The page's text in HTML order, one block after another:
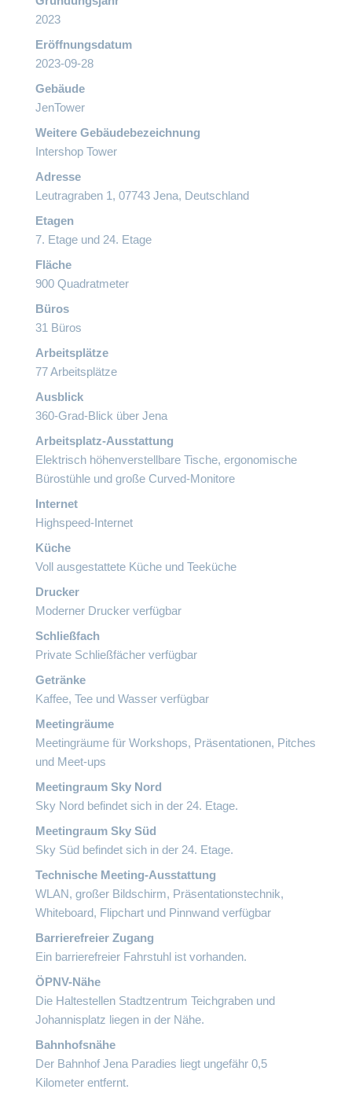
2023
Eröffnungsdatum
2023-09-28
Gebäude
JenTower
Weitere Gebäudebezeichnung
Intershop Tower
Adresse
Leutragraben 1, 07743 Jena, Deutschland
Etagen
7. Etage und 24. Etage
Fläche
900 Quadratmeter
Büros
31 Büros
Arbeitsplätze
77 Arbeitsplätze
Ausblick
360-Grad-Blick über Jena
Arbeitsplatz-Ausstattung
Elektrisch höhenverstellbare Tische, ergonomische
Bürostühle und große Curved-Monitore
Internet
Highspeed-Internet
Küche
Voll ausgestattete Küche und Teeküche
Drucker
Moderner Drucker verfügbar
Schließfach
Private Schließfächer verfügbar
Getränke
Kaffee, Tee und Wasser verfügbar
Meetingräume
Meetingräume für Workshops, Präsentationen, Pitches
und Meet-ups
Meetingraum Sky Nord
Sky Nord befindet sich in der 24. Etage.
Meetingraum Sky Süd
Sky Süd befindet sich in der 24. Etage.
Technische Meeting-Ausstattung
WLAN, großer Bildschirm, Präsentationstechnik,
Whiteboard, Flipchart und Pinnwand verfügbar
Barrierefreier Zugang
Ein barrierefreier Fahrstuhl ist vorhanden.
ÖPNV-Nähe
Die Haltestellen Stadtzentrum Teichgraben und
Johannisplatz liegen in der Nähe.
Bahnhofsnähe
Der Bahnhof Jena Paradies liegt ungefähr 0,5
Kilometer entfernt.